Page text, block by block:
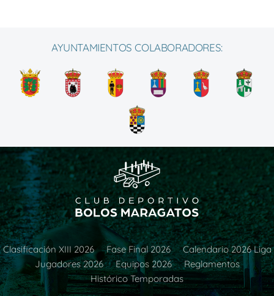
AYUNTAMIENTOS COLABORADORES:
Clasificación XIII 2026 Fase Final 2026
Calendario 2026 Liga
Jugadores 2026
Equipos 2026
Reglamentos
Histórico Temporadas